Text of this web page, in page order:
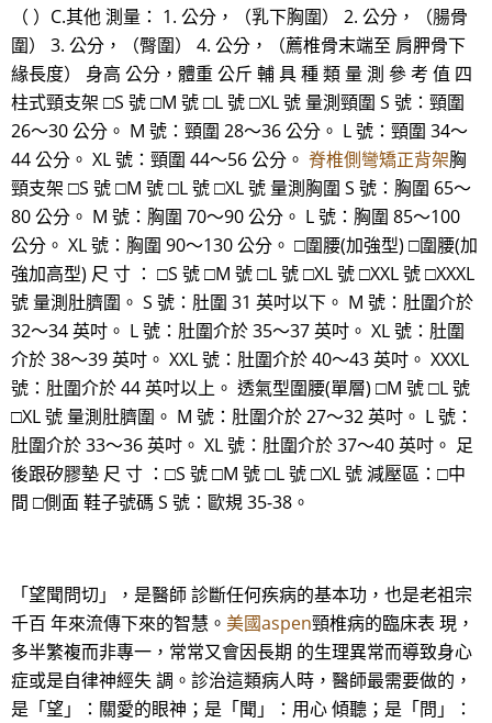
（ ）C.其他 測量： 1. 公分，（乳下胸圍） 2. 公分，（腸骨
圍） 3. 公分，（臀圍） 4. 公分，（薦椎骨末端至 肩胛骨下
緣長度） 身高 公分，體重 公斤 輔 具 種 類 量 測 參 考 值 四
柱式頸支架 □S 號 □M 號 □L 號 □XL 號 量測頸圍 S 號：頸圍
26～30 公分。 M 號：頸圍 28～36 公分。 L 號：頸圍 34～
44 公分。 XL 號：頸圍 44～56 公分。 脊椎側彎矯正背架胸
頸支架 □S 號 □M 號 □L 號 □XL 號 量測胸圍 S 號：胸圍 65～
80 公分。 M 號：胸圍 70～90 公分。 L 號：胸圍 85～100
公分。 XL 號：胸圍 90～130 公分。 □圍腰(加強型) □圍腰(加
強加高型) 尺 寸 ： □S 號 □M 號 □L 號 □XL 號 □XXL 號 □XXXL
號 量測肚臍圍。 S 號：肚圍 31 英吋以下。 M 號：肚圍介於
32～34 英吋。 L 號：肚圍介於 35～37 英吋。 XL 號：肚圍
介於 38～39 英吋。 XXL 號：肚圍介於 40～43 英吋。 XXXL
號：肚圍介於 44 英吋以上。 透氣型圍腰(單層) □M 號 □L 號
□XL 號 量測肚臍圍。 M 號：肚圍介於 27～32 英吋。 L 號：
肚圍介於 33～36 英吋。 XL 號：肚圍介於 37～40 英吋。 足
後跟矽膠墊 尺 寸 ：□S 號 □M 號 □L 號 □XL 號 減壓區：□中
間 □側面 鞋子號碼 S 號：歐規 35-38。
「望聞問切」，是醫師 診斷任何疾病的基本功，也是老祖宗
千百 年來流傳下來的智慧。 美國aspen頸椎病的臨床表 現，
多半繁複而非專一，常常又會因長期 的生理異常而導致身心
症或是自律神經失 調。診治這類病人時，醫師最需要做的，
是「望」：關愛的眼神；是「聞」：用心 傾聽；是「問」：